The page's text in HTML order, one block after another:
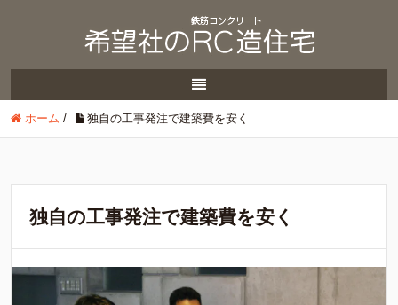
ホーム / 独自の工事発注で建築費を安く
独自の工事発注で建築費を安く